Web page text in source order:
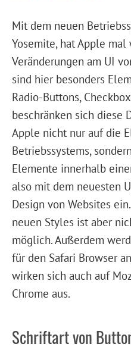
Mit dem neuen
Yosemite, hat Apple
Veränderungen am UI
sind hier besonders
Radio-Buttons,
beschränken sich diese
Apple nicht nur auf die
Betriebssystems,
Elemente innerhalb
also mit dem neuesten
Design von Websites
neuen Styles ist aber
möglich. Außerdem
für den Safari Browser
wirken sich auch auf
Chrome aus.
Schriftart von